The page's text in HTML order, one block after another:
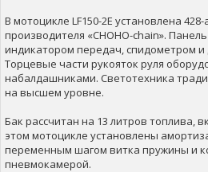
В мотоцикле LF150-2E установлена
производителя «CHOHO-chain».
индикатором передач, спидометром и
Торцевые части рукояток руля
набалдашниками. Светотехника
на высшем уровне.
Бак рассчитан на 13 литров топлива,
этом мотоцикле установлены
переменным шагом витка пружины и
пневмокамерой.